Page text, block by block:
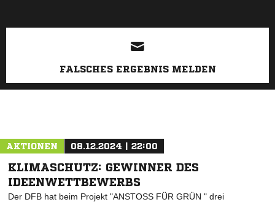
FALSCHES ERGEBNIS MELDEN
AKTIONEN 08.12.2024 | 22:00
KLIMASCHUTZ: GEWINNER DES
IDEENWETTBEWERBS
Der DFB hat beim Projekt "ANSTOSS FÜR GRÜN " drei